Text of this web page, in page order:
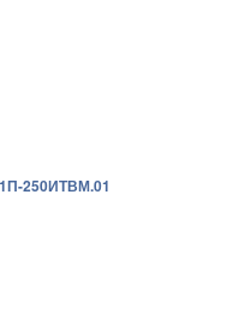
250ИТВМ.01